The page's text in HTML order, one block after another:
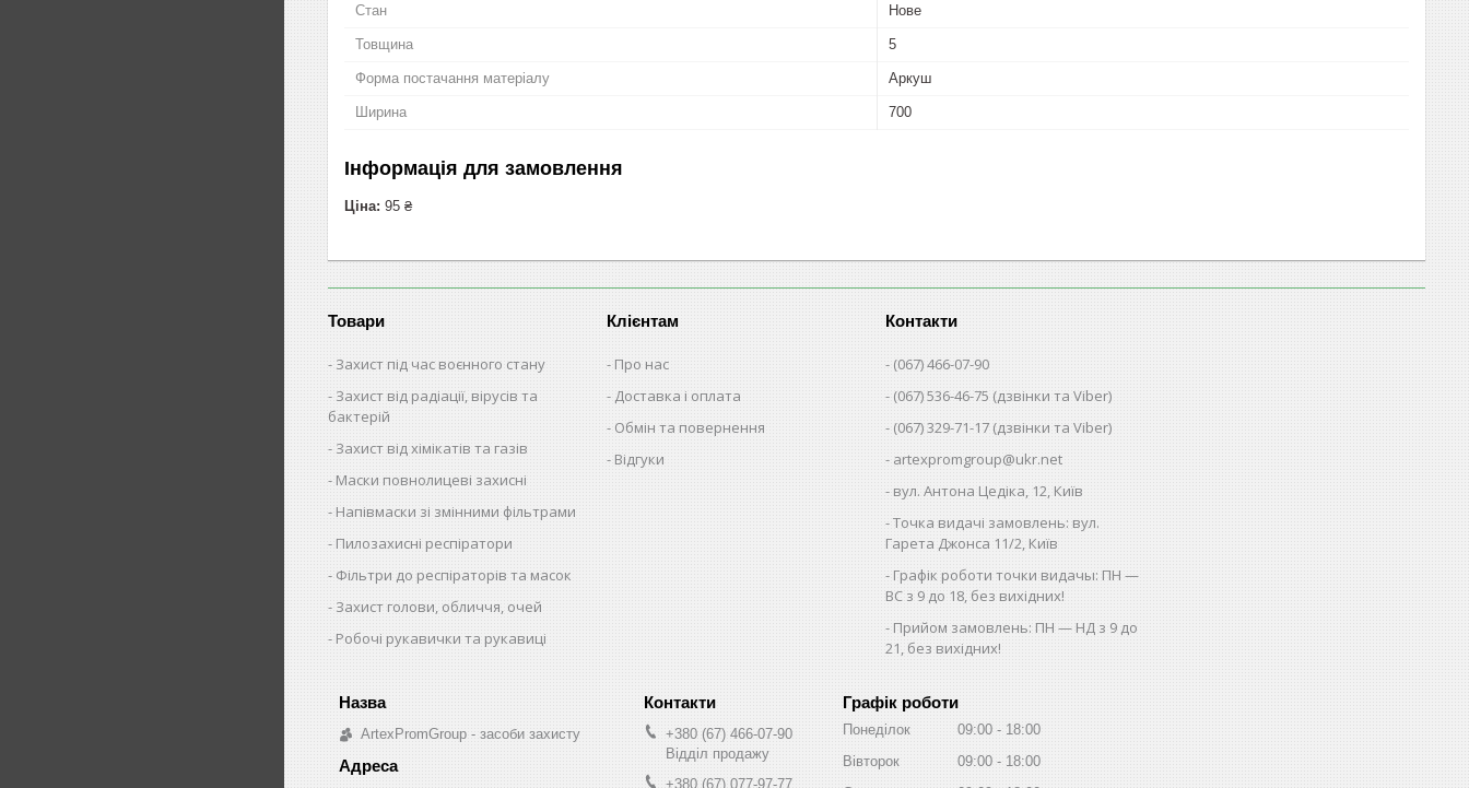
Стан Нове
Товщина 5
Форма постачання матеріалу Аркуш
Ширина 700
Інформація для замовлення
Ціна: 95 ₴
Товари
Захист під час воєнного стану
Захист від радіації, вірусів та
бактерій
Захист від хімікатів та газів
Маски повнолицеві захисні
Напівмаски зі змінними фільтрами
Пилозахисні респіратори
Фільтри до респіраторів та масок
Захист голови, обличчя, очей
Робочі рукавички та рукавиці
Клієнтам
Про нас
Доставка і оплата
Обмін та повернення
Відгуки
Контакти
(067) 466-07-90
(067) 536-46-75 (дзвінки та Viber)
(067) 329-71-17 (дзвінки та Viber)
artexpromgroup@ukr.net
вул. Антона Цедіка, 12, Київ
Точка видачі замовлень: вул.
Гарета Джонса 11/2, Київ
Графік роботи точки видачы: ПН —
ВС з 9 до 18, без вихідних!
Прийом замовлень: ПН — НД з 9 до
21, без вихідних!
ArtexPromGroup - засоби захисту
+380 (67) 466-07-90
Відділ продажу
+380 (67) 077-97-77
Графік роботи
Понеділок 09:00
18:00
Вівторок
09:00
18:00